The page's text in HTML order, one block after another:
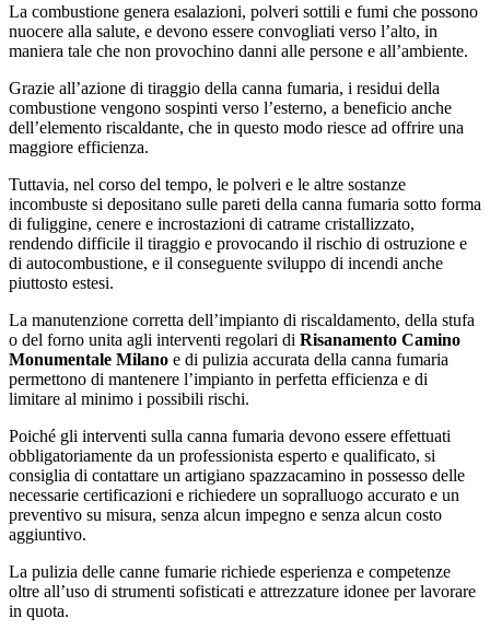
La combustione genera esalazioni, polveri sottili e fumi che possono
nuocere alla salute, e devono essere convogliati verso l’alto, in
maniera tale che non provochino danni alle persone e all’ambiente.
Grazie all’azione di tiraggio della canna fumaria, i residui della
combustione vengono sospinti verso l’esterno, a beneficio anche
dell’elemento riscaldante, che in questo modo riesce ad offrire una
maggiore efficienza.
Tuttavia, nel corso del tempo, le polveri e le altre sostanze
incombuste si depositano sulle pareti della canna fumaria sotto forma
di fuliggine, cenere e incrostazioni di catrame cristallizzato,
rendendo difficile il tiraggio e provocando il rischio di ostruzione e
di autocombustione, e il conseguente sviluppo di incendi anche
piuttosto estesi.
La manutenzione corretta dell’impianto di riscaldamento, della stufa
o del forno unita agli interventi regolari di Risanamento Camino
Monumentale Milano e di pulizia accurata della canna fumaria
permettono di mantenere l’impianto in perfetta efficienza e di
limitare al minimo i possibili rischi.
Poiché gli interventi sulla canna fumaria devono essere effettuati
obbligatoriamente da un professionista esperto e qualificato, si
consiglia di contattare un artigiano spazzacamino in possesso delle
necessarie certificazioni e richiedere un sopralluogo accurato e un
preventivo su misura, senza alcun impegno e senza alcun costo
aggiuntivo.
La pulizia delle canne fumarie richiede esperienza e competenze
oltre all’uso di strumenti sofisticati e attrezzature idonee per lavorare
in quota.